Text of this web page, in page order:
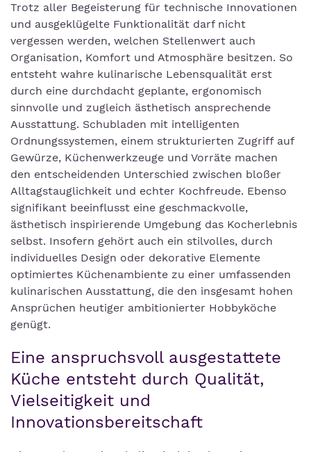
Trotz aller Begeisterung für technische Innovationen
und ausgeklügelte Funktionalität darf nicht
vergessen werden, welchen Stellenwert auch
Organisation, Komfort und Atmosphäre besitzen. So
entsteht wahre kulinarische Lebensqualität erst
durch eine durchdacht geplante, ergonomisch
sinnvolle und zugleich ästhetisch ansprechende
Ausstattung. Schubladen mit intelligenten
Ordnungssystemen, einem strukturierten Zugriff auf
Gewürze, Küchenwerkzeuge und Vorräte machen
den entscheidenden Unterschied zwischen bloßer
Alltagstauglichkeit und echter Kochfreude. Ebenso
signifikant beeinflusst eine geschmackvolle,
ästhetisch inspirierende Umgebung das Kocherlebnis
selbst. Insofern gehört auch ein stilvolles, durch
individuelles Design oder dekorative Elemente
optimiertes Küchenambiente zu einer umfassenden
kulinarischen Ausstattung, die den insgesamt hohen
Ansprüchen heutiger ambitionierter Hobbyköche
genügt.
Eine anspruchsvoll ausgestattete
Küche entsteht durch Qualität,
Vielseitigkeit und
Innovationsbereitschaft